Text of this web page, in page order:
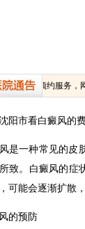
在线预约服务，网
阳市看白癜风的
是一种常见的皮
致。白癜风的症
可能会逐渐扩散
的预防